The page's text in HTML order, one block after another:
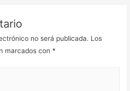
no será publicada. Los
marcados con *